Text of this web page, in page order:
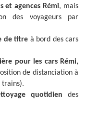
et agences Rémi, mais
des voyageurs par
de titre à bord des cars
pour les cars Rémi,
de distanciation à
trains).
quotidien des